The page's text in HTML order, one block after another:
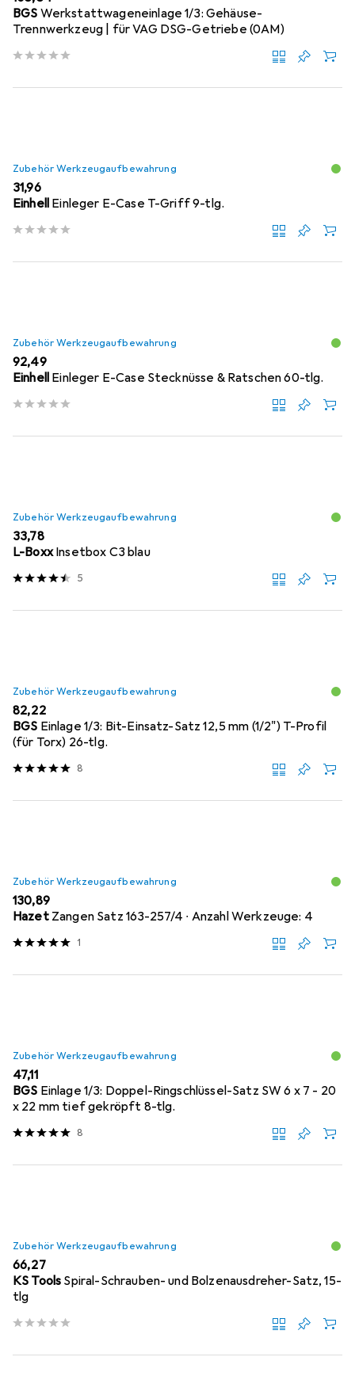
BGS Werkstattwageneinlage 1/3: Gehäuse-
Trennwerkzeug | für VAG DSG-Getriebe (0AM)
Zubehör Werkzeugaufbewahrung
EUR
31,96
Einhell Einleger E-Case T-Griff 9-tlg.
Zubehör Werkzeugaufbewahrung
EUR
92,49
Einhell Einleger E-Case Stecknüsse & Ratschen 60-tlg.
Zubehör Werkzeugaufbewahrung
EUR
33,78
L-Boxx Insetbox C3 blau
5
Zubehör Werkzeugaufbewahrung
EUR
82,22
BGS Einlage 1/3: Bit-Einsatz-Satz 12,5 mm (1/2") T-Profil
(für Torx) 26-tlg.
8
Zubehör Werkzeugaufbewahrung
EUR
130,89
Hazet Zangen Satz 163-257/4 ∙ Anzahl Werkzeuge: 4
1
Zubehör Werkzeugaufbewahrung
EUR
47,11
BGS Einlage 1/3: Doppel-Ringschlüssel-Satz SW 6 x 7 - 20
x 22 mm tief gekröpft 8-tlg.
8
Zubehör Werkzeugaufbewahrung
EUR
66,27
KS Tools Spiral-Schrauben- und Bolzenausdreher-Satz, 15-
tlg